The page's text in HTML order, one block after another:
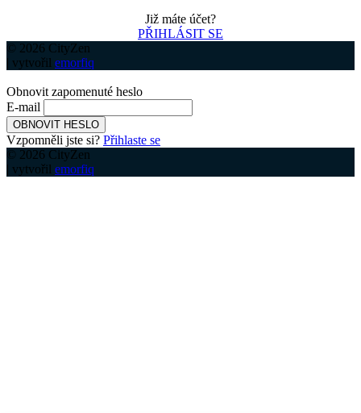
Již máte účet?
PŘIHLÁSIT SE
© 2026 CityZen
| vytvořil emorfiq
Obnovit zapomenuté heslo
E-mail
OBNOVIT HESLO
Vzpomněli jste si? Přihlaste se
© 2026 CityZen
| vytvořil emorfiq